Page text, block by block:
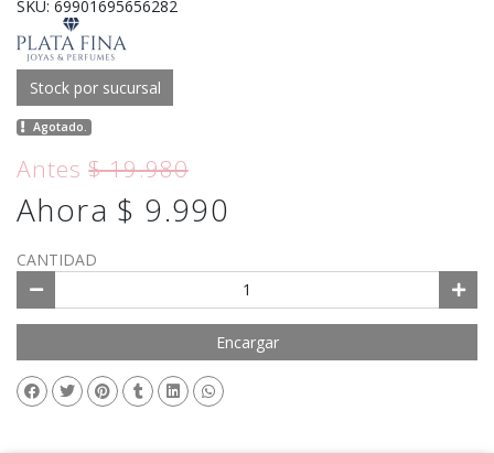
SKU: 69901695656282
Stock por sucursal
Agotado.
Antes$ 19.980
Ahora $ 9.990
CANTIDAD
Encargar